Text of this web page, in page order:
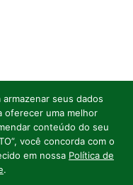
seus dados
oferecer uma melhor
conteúdo do seu
você concorda com o
em nossa Política de
.